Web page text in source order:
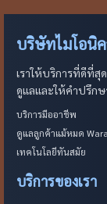
บริษัทไมโอนิ
เราให้บริการที่ดีที่
ดูแลและให้คำปรึกษ
บริการมืออาชีพ
ดูแลลูกค้าแม้หมด
เทคโนโลยีทันสมัย
บริการของเรา